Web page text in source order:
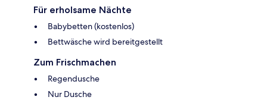
Für erholsame Nächte
Babybetten (kostenlos)
Bettwäsche wird bereitgestellt
Zum Frischmachen
Regendusche
Nur Dusche